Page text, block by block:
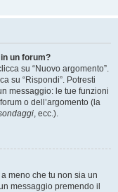
un forum?
su “Nuovo argomento”.
su “Rispondi”. Potresti
messaggio: le tue funzioni
o dell’argomento (la
, ecc.).
meno che tu non sia un
messaggio premendo il